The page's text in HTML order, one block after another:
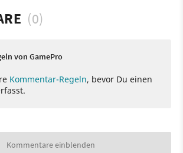
(0)
von GamePro
Kommentar-Regeln, bevor Du einen
Kommentare einblenden